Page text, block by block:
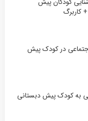
کاربرگ
در کودک پیش
به کودک پیش ‌دبستانی